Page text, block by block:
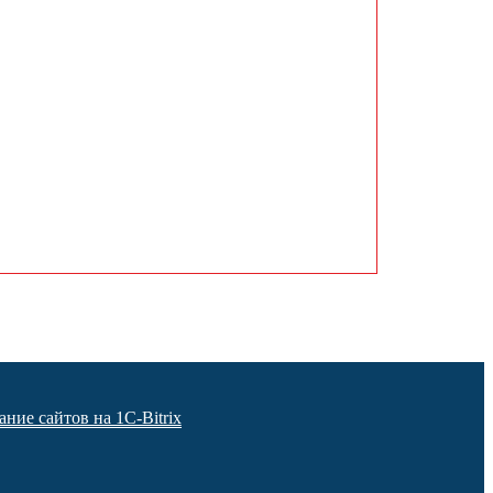
сайтов на 1C-Bitrix